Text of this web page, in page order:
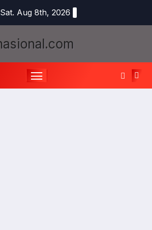
Sat. Aug 8th, 2026